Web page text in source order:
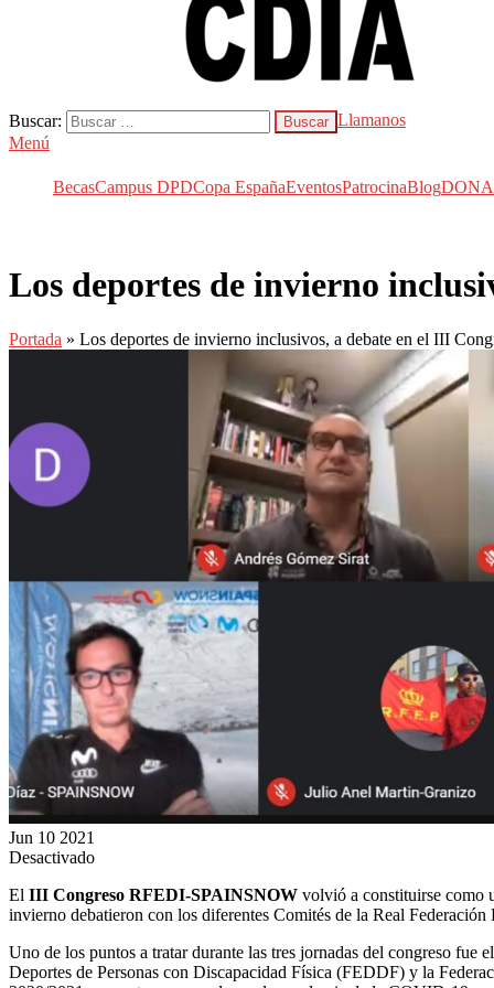
CDIA
Centro de Deportes de Invierno Adaptados
Buscar:
Llamanos
Menú
BecasCampus DPDCopa EspañaEventosPatrocinaBlog
Los deportes de invierno
Portada » Los deportes de invierno inclusivos, a debate en el III
Jun 10 2021
Desactivado
El III Congreso RFEDI-SPAINSNOW volvió a constituirse como
invierno debatieron con los diferentes Comités de la Real
Uno de los puntos a tratar durante las tres jornadas del congreso fue
Deportes de Personas con Discapacidad Física (FEDDF) y la